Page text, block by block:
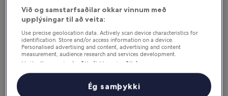
Ástæður til að sækja appið okkar
Við og samstarfsaðilar okkar vinnum með
upplýsingar til að veita:
Use precise geolocation data. Actively scan device characteristics for
identification. Store and/or access information on a device.
Personalised advertising and content, advertising and content
measurement, audience research and services development.
Listi yfir samstarfsaðila (þjónustuaðila)
Ég samþykki